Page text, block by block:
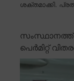
ശക്തമാക്കി.
പെർമിറ്റ്